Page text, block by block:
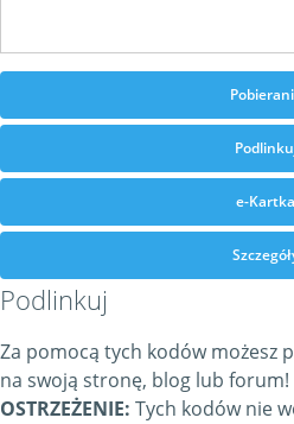
e-Kartka
Podlinkuj
Za pomocą tych kodów możesz
na swoją stronę, blog lub forum!
OSTRZEŻENIE: Tych kodów nie